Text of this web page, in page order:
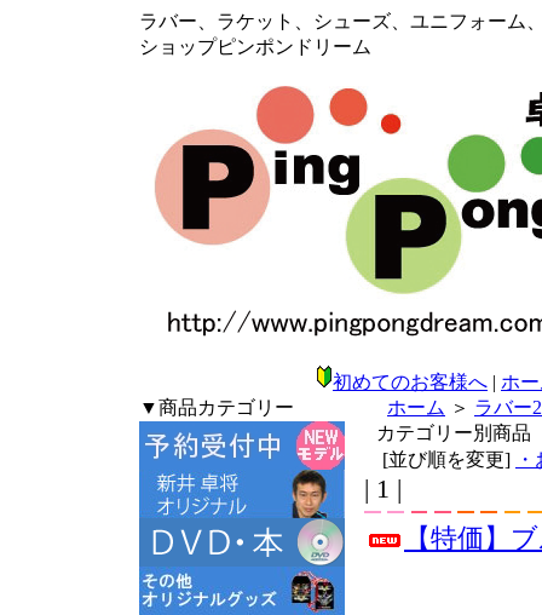
ラバー、ラケット、シューズ、ユニフォーム
ショップピンポンドリーム
初めてのお客様へ | ホ
▼商品カテゴリー
ホーム ＞ ラバー
カテゴリー別商品
[並び順を変更]
| 1 |
【特価】